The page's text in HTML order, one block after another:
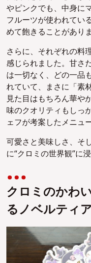
やピンクでも、中身に
フルーツが使われてい
めて飽きることがあり
さらに、それぞれの料
感じられました。甘さ
は一切なく、どの一品
れていて、まさに「素
見た目はもちろん華や
味のクオリティもしっ
ェフが考案したメニュ
可愛さと美味しさ、そ
に“クロミの世界観”に
クロミのかわ
るノベルティ